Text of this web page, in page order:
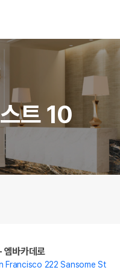
트 10
엠바카데로
Francisco 222 Sansome St